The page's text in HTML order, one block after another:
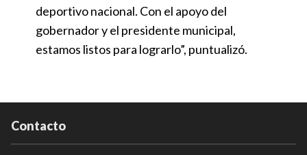
deportivo nacional. Con el apoyo del
gobernador y el presidente municipal,
estamos listos para lograrlo”, puntualizó.
Contacto